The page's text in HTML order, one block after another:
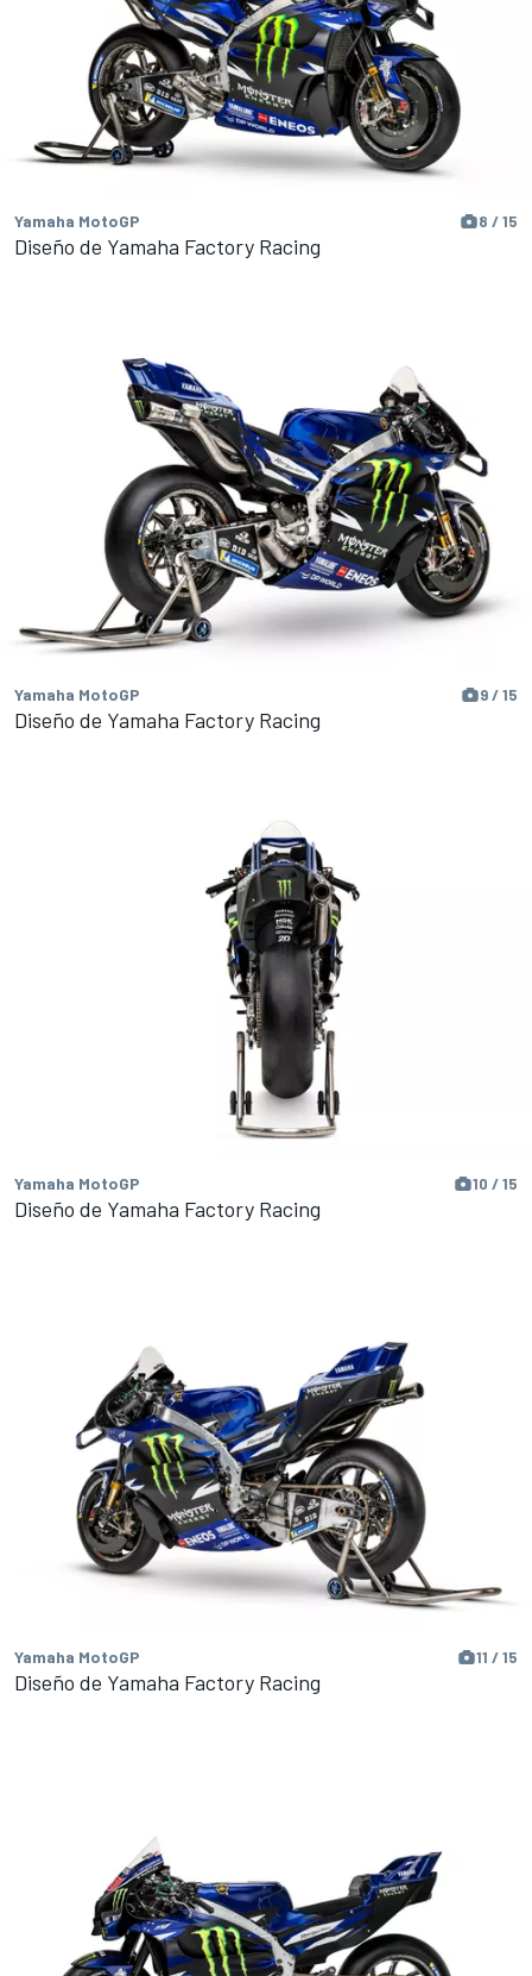
Yamaha MotoGP 8 / 15
Diseño de Yamaha Factory Racing
Yamaha MotoGP 9 / 15
Diseño de Yamaha Factory Racing
Yamaha MotoGP 10 / 15
Diseño de Yamaha Factory Racing
Yamaha MotoGP 11 / 15
Diseño de Yamaha Factory Racing